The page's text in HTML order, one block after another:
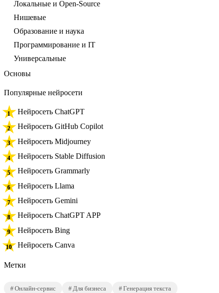
Локальные и Open-Source
Нишевые
Образование и наука
Программирование и IT
Универсальные
Основы
Популярные нейросети
Нейросеть ChatGPT
Нейросеть GitHub Copilot
Нейросеть Midjourney
Нейросеть Stable Diffusion
Нейросеть Grammarly
Нейросеть Llama
Нейросеть Gemini
Нейросеть ChatGPT APP
Нейросеть Bing
Нейросеть Canva
Метки
Онлайн-сервис Для бизнеса
Генерация текста